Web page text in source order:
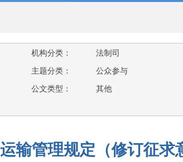
机构分类：
法制司
主题分类：
公众参与
公文类型：
其他
输管理规定（修订征求